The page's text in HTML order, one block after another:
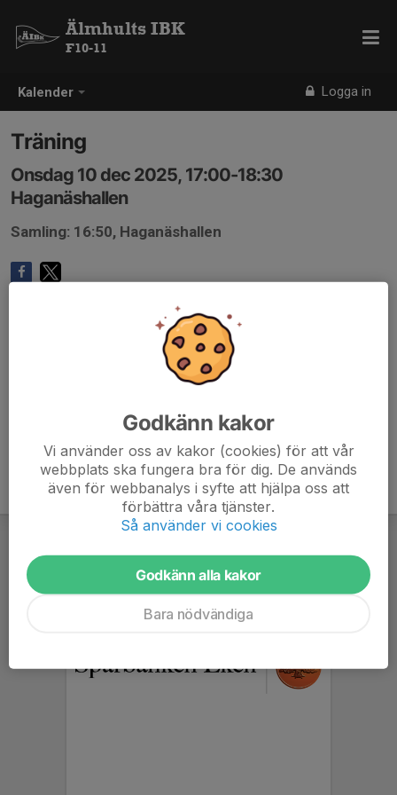
Kalender Logga in
Älmhults IBK
F10-11
Träning
Onsdag 10 dec 2025, 17:00-18:30
Haganäshallen
Samling: 16:50, Haganäshallen
Godkänn kakor
Vi använder oss av kakor (cookies) för att vår
webbplats ska fungera bra för dig. De används
även för webbanalys i syfte att hjälpa oss att
förbättra våra tjänster.
Så använder vi cookies
Godkänn alla kakor
Bara nödvändiga